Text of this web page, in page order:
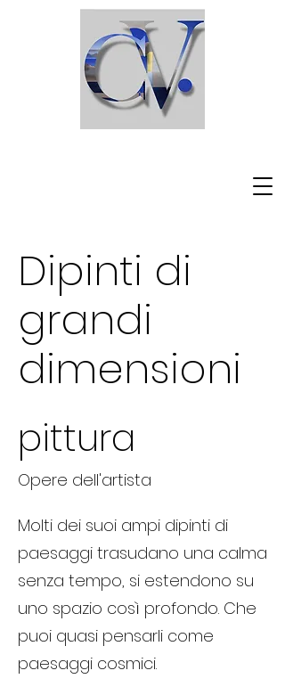
Dipinti di
grandi
dimensioni
pittura
Opere dell'artista
Molti dei suoi ampi dipinti di
paesaggi trasudano una calma
senza tempo, si estendono su
uno spazio così profondo. Che
puoi quasi pensarli come
paesaggi cosmici.